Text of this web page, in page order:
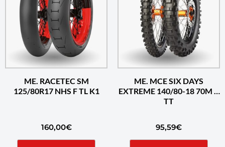
ME. RACETEC SM
125/80R17 NHS F TL K1
160,00€
ME. MCE SIX DAYS
EXTREME 140/80-18 70M R
TT
95,59€